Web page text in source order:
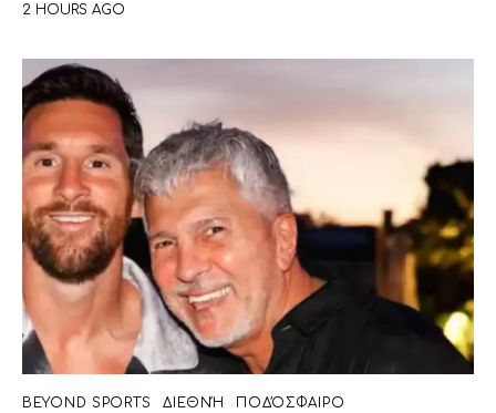
2 HOURS AGO
BEYOND SPORTS ΔΙΕΘΝΉ ΠΟΔΌΣΦΑΙΡΟ